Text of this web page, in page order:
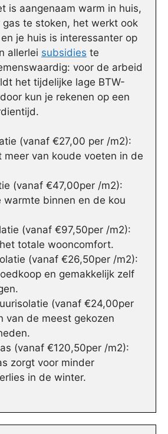
is aangenaam warm in huis,
te stoken, het werkt ook
je huis is interessanter op
allerlei subsidies te
voor de arbeid
het tijdelijke lage BTW-
kun je rekenen op een
(vanaf €27,00 per /m2):
meer van koude voeten in de
(vanaf €47,00per /m2):
warmte binnen en de kou
(vanaf €97,50per /m2):
totale wooncomfort.
(vanaf €26,50per /m2):
en gemakkelijk zelf
(vanaf €24,00per
van de meest gekozen
(vanaf €120,50per /m2):
zorgt voor minder
in de winter.